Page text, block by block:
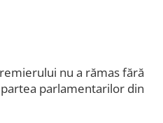
nu a rămas fără
parlamentarilor din